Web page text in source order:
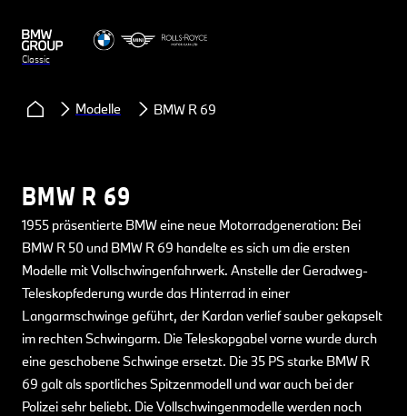
Classic
Modelle BMW R 69
BMW R 69
1955 präsentierte BMW eine neue Motorradgeneration: Bei
BMW R 50 und BMW R 69 handelte es sich um die ersten
Modelle mit Vollschwingenfahrwerk. Anstelle der Geradweg-
Teleskopfederung wurde das Hinterrad in einer
Langarmschwinge geführt, der Kardan verlief sauber gekapselt
im rechten Schwingarm. Die Teleskopgabel vorne wurde durch
eine geschobene Schwinge ersetzt. Die 35 PS starke BMW R
69 galt als sportliches Spitzenmodell und war auch bei der
Polizei sehr beliebt. Die Vollschwingenmodelle werden noch